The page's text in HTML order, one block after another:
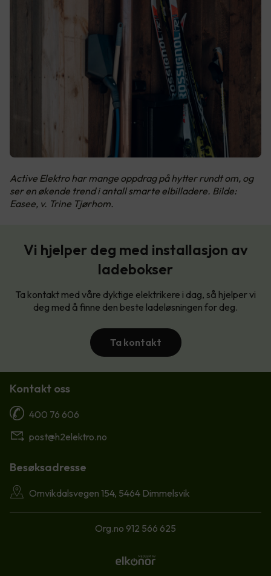
Active Elektro har mange oppdrag på hytter rundt om, og
ser en økende trend i antall smarte elbilladere. Bilde:
Easee, v. Trine Tjørhom.
Vi hjelper deg med installasjon av
ladebokser
Ta kontakt med våre dyktige elektrikere i dag, så hjelper vi
deg med å finne den beste ladeløsningen for deg.
Ta kontakt
Kontakt oss
400 76 606
post@h2elektro.no
Besøksadresse
Omvikdalsvegen 154, 5464 Dimmelsvik
Org.no 912 566 625